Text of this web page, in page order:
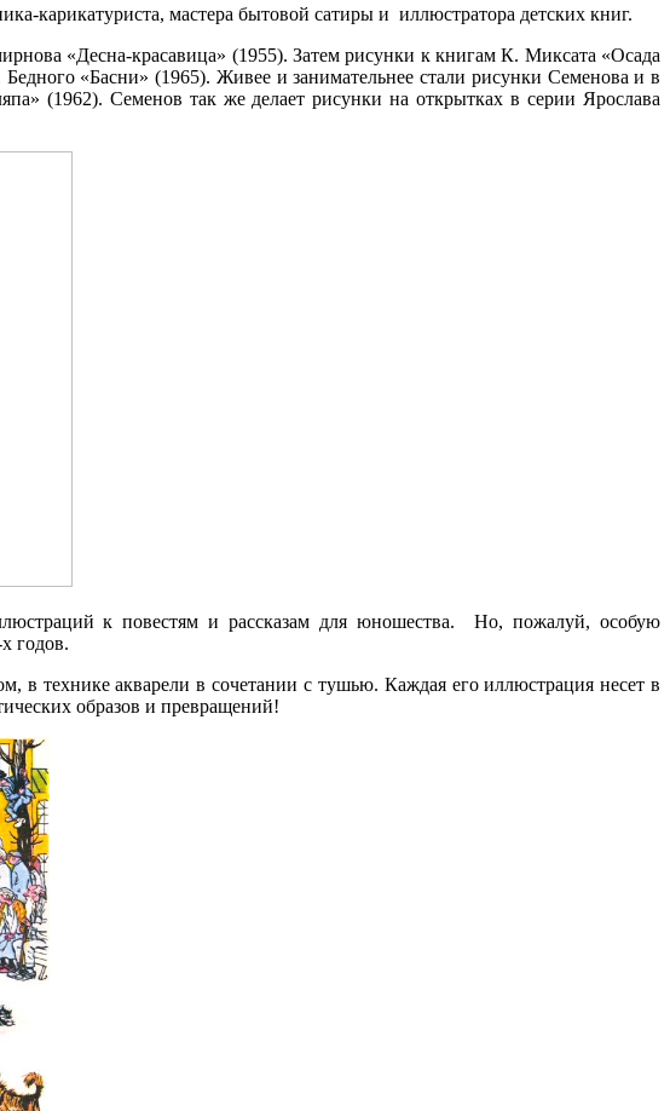
карикатуриста, мастера бытовой сатиры и иллюстратора детских книг.
«Десна-красавица» (1955). Затем рисунки к книгам К. Миксата «Осада
«Басни» (1965). Живее и занимательнее стали рисунки Семенова и в
(1962). Семенов так же делает рисунки на открытках в серии Ярослава
к повестям и рассказам для юношества. Но, пожалуй, особую
годов.
в технике акварели в сочетании с тушью. Каждая его иллюстрация несет в
образов и превращений!